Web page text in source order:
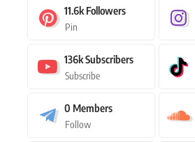
11.6k Followers
Pin
136kSubscribers
Subscribe
0 Members
Follow